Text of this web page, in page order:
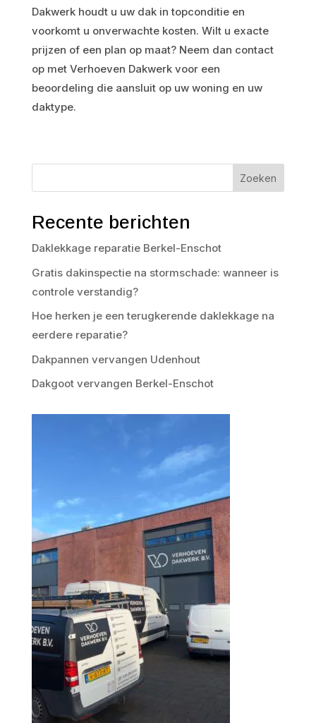
Dakwerk houdt u uw dak in topconditie en
voorkomt u onverwachte kosten. Wilt u exacte
prijzen of een plan op maat? Neem dan contact
op met Verhoeven Dakwerk voor een
beoordeling die aansluit op uw woning en uw
daktype.
Zoeken
Recente berichten
Daklekkage reparatie Berkel-Enschot
Gratis dakinspectie na stormschade: wanneer is
controle verstandig?
Hoe herken je een terugkerende daklekkage na
eerdere reparatie?
Dakpannen vervangen Udenhout
Dakgoot vervangen Berkel-Enschot